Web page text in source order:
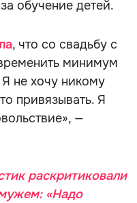
обучение детей.
, что со свадьбу с
минимум
не хочу никому
привязывать. Я
—
раскритиковали
«Надо